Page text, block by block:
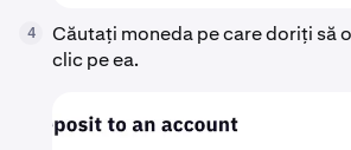
4
Căutați moneda pe care doriți să
clic pe ea.